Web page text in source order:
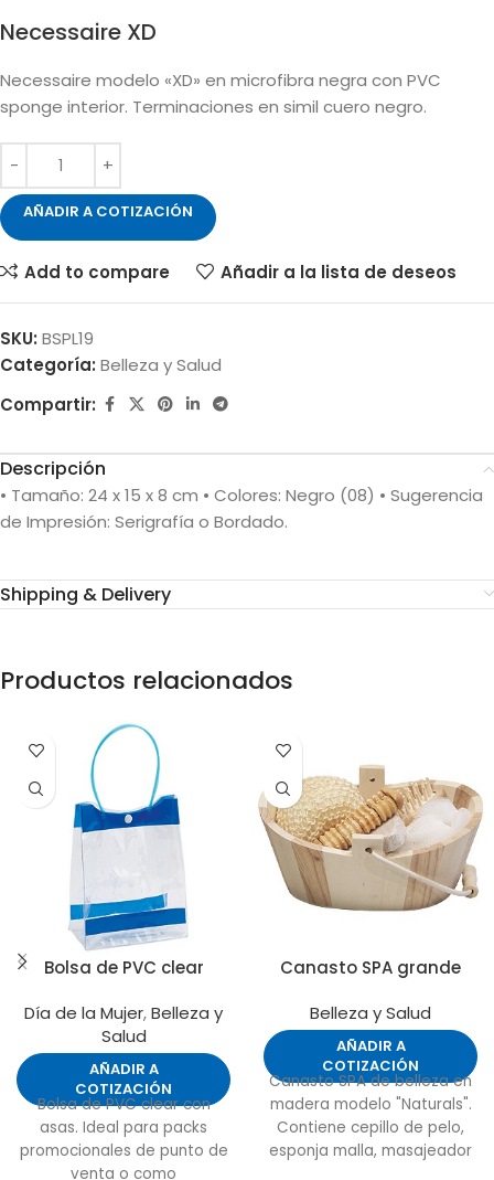
Necessaire XD
Necessaire modelo «XD» en microfibra negra con PVC
sponge interior. Terminaciones en simil cuero negro.
AÑADIR A COTIZACIÓN
Add to compare Añadir a la lista de deseos
SKU: BSPL19
Categoría: Belleza y Salud
Compartir:
Descripción
• Tamaño: 24 x 15 x 8 cm • Colores: Negro (08) • Sugerencia
de Impresión: Serigrafía o Bordado.
Shipping & Delivery
Productos relacionados
Bolsa de PVC clear
Día de la Mujer,Belleza y
Salud
AÑADIR A
COTIZACIÓN
Bolsa de PVC clear con
asas. Ideal para packs
promocionales de punto de
venta o como
Canasto SPA grande
Belleza y Salud
AÑADIR A
COTIZACIÓN
Canasto SPA de belleza en
madera modelo "Naturals".
Contiene cepillo de pelo,
esponja malla, masajeador